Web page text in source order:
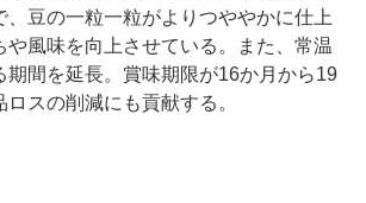
、豆の一粒一粒がよりつややかに仕上
や風味を向上させている。また、常温
期間を延長。賞味期限が16か月から19
スの削減にも貢献する。